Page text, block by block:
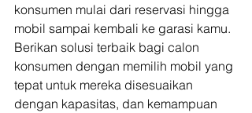
konsumen mulai dari reservasi hingga
mobil sampai kembali ke garasi kamu.
Berikan solusi terbaik bagi calon
konsumen dengan memilih mobil yang
tepat untuk mereka disesuaikan
dengan kapasitas, dan kemampuan